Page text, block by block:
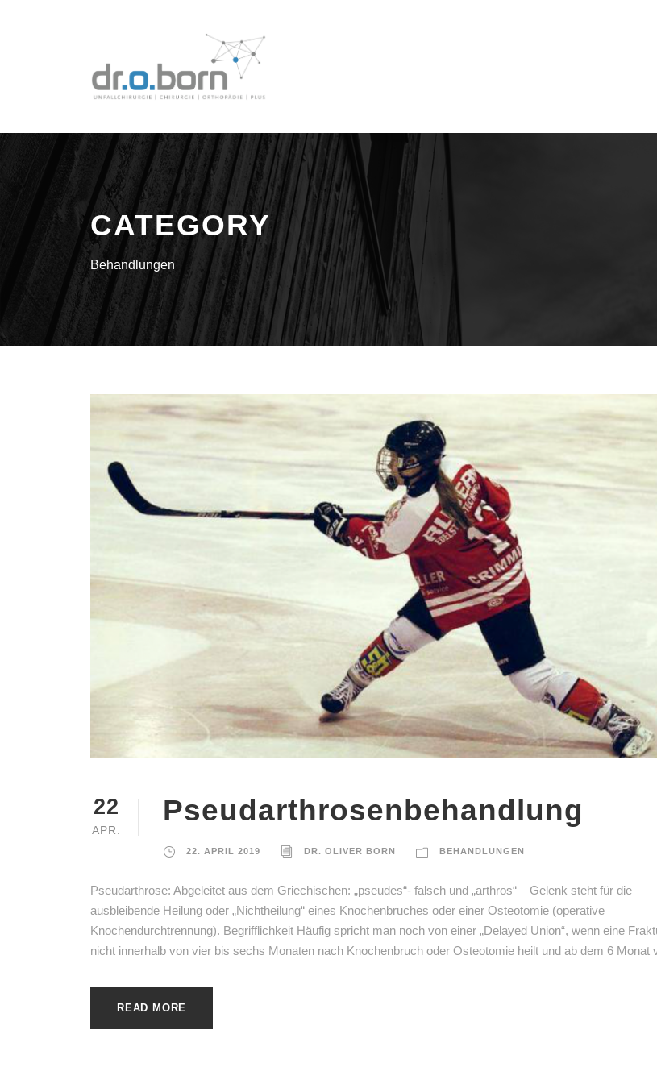
CATEGORY
Behandlungen
22
APR.
Pseudarthrosenbehandlung
22. APRIL 2019 DR. OLIVER BORN BEHANDLUNGEN
Pseudarthrose: Abgeleitet aus dem Griechischen: „pseudes“- falsch und „arthros“ – Gelenk steht für die
ausbleibende Heilung oder „Nichtheilung“ eines Knochenbruches oder einer Osteotomie (operative
Knochendurchtrennung). Begrifflichkeit Häufig spricht man noch von einer „Delayed Union“, wenn eine
nicht innerhalb von vier bis sechs Monaten nach Knochenbruch oder Osteotomie heilt und ab dem 6 Monat
READ MORE